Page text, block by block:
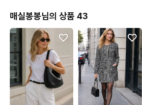
매실봉봉님의 상품 43